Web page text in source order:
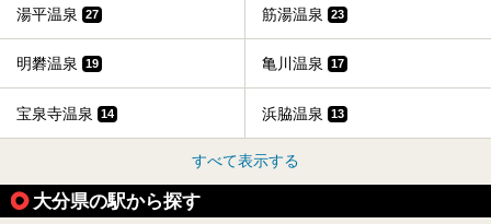
湯平温泉 27 筋湯温泉 23
明礬温泉 19 亀川温泉 17
宝泉寺温泉 14 浜脇温泉 13
すべて表示する
大分県の駅から探す